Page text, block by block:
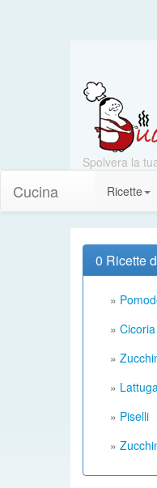
Spolvera la
Cucina Ricette
0 Ricette
»
» Cicoria
»
»
» Piselli
»